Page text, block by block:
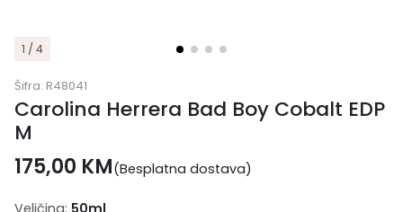
1 / 4
Šifra: R48041
Carolina Herrera Bad Boy Cobalt EDP
M
175,00 KM(Besplatna dostava)
Veličina: 50ml